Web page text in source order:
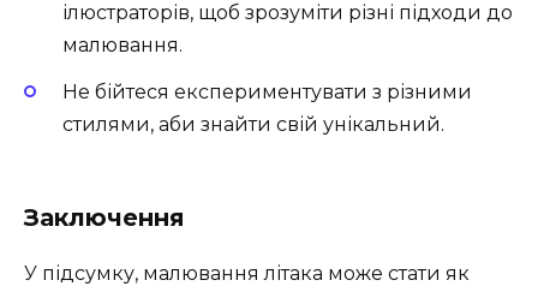
ілюстраторів, щоб зрозуміти різні підходи до
малювання.
Не бійтеся експериментувати з різними
стилями, аби знайти свій унікальний.
Заключення
У підсумку, малювання літака може стати як